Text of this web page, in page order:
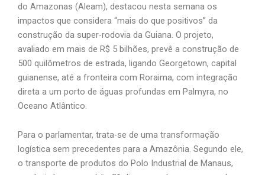
do Amazonas (Aleam), destacou nesta semana os
impactos que considera “mais do que positivos” da
construção da super-rodovia da Guiana. O projeto,
avaliado em mais de R$ 5 bilhões, prevê a construção de
500 quilômetros de estrada, ligando Georgetown, capital
guianense, até a fronteira com Roraima, com integração
direta a um porto de águas profundas em Palmyra, no
Oceano Atlântico.
Para o parlamentar, trata-se de uma transformação
logística sem precedentes para a Amazônia. Segundo ele,
o transporte de produtos do Polo Industrial de Manaus,